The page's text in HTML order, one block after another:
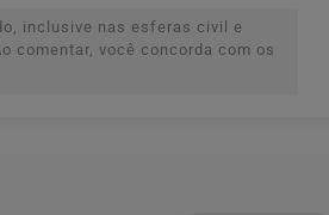
inclusive nas esferas civil e
comentar, você concorda com os